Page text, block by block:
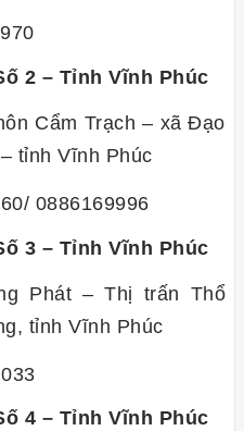
2 – Tỉnh Vĩnh Phúc
Cẩm Trạch – xã Đạo
tỉnh Vĩnh Phúc
0886169996
3 – Tỉnh Vĩnh Phúc
Phát – Thị trấn Thổ
tỉnh Vĩnh Phúc
4 – Tỉnh Vĩnh Phúc